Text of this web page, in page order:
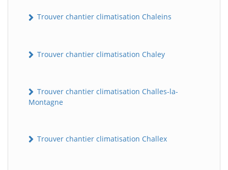
Trouver chantier climatisation Chaleins
Trouver chantier climatisation Chaley
Trouver chantier climatisation Challes-la-
Montagne
Trouver chantier climatisation Challex